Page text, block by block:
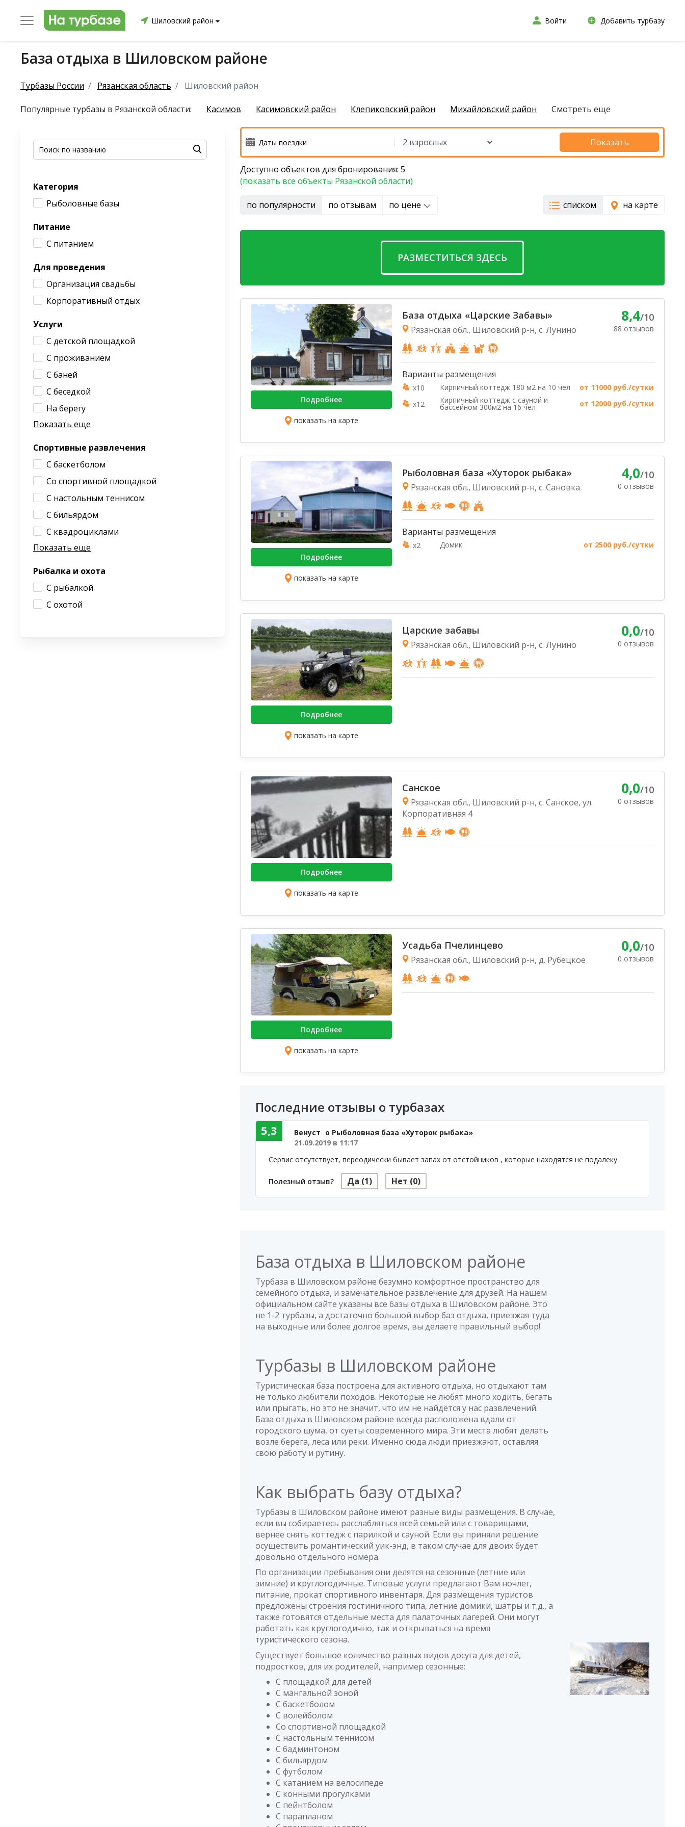
Шиловский район Войти Добавить турбазу
База отдыха в Шиловском районе
Турбазы России Рязанская область Шиловский район
Популярные турбазы в Рязанской области: Касимов Касимовский район Клепиковский район Михайловский район Смотреть еще
Категория
Рыболовные базы
Питание
С питанием
Для проведения
Организация свадьбы
Корпоративный отдых
Услуги
С детской площадкой
С проживанием
С баней
С беседкой
На берегу
Показать еще
Спортивные развлечения
С баскетболом
Со спортивной площадкой
С настольным теннисом
С бильярдом
С квадроциклами
Показать еще
Рыбалка и охота
С рыбалкой
С охотой
Показать
Доступно объектов для бронирования: 5
(показать все объекты Рязанской области)
по популярности по отзывам по цене списком на карте
РАЗМЕСТИТЬСЯ ЗДЕСЬ
Подробнее
показать на карте
База отдыха «Царские Забавы»
Рязанская обл., Шиловский р-н, с. Лунино
8,4/10
88 отзывов
Варианты размещения
x10 Кирпичный коттедж 180 м2 на 10 чел
от 11000 руб./сутки
x12
Кирпичный коттедж с сауной и
бассейном 300м2 на 16 чел от 12000 руб./сутки
Подробнее
показать на карте
Рыболовная база «Хуторок рыбака»
Рязанская обл., Шиловский р-н, с. Сановка
4,0/10
0 отзывов
Варианты размещения
x2 Домик от 2500 руб./сутки
Подробнее
показать на карте
Царские забавы
Рязанская обл., Шиловский р-н, с. Лунино
0,0/10
0 отзывов
Подробнее
показать на карте
Санское
Рязанская обл., Шиловский р-н, с. Санское, ул.
Корпоративная 4
0,0/10
0 отзывов
Подробнее
показать на карте
Усадьба Пчелинцево
Рязанская обл., Шиловский р-н, д. Рубецкое
0,0/10
0 отзывов
Последние отзывы о турбазах
Венуст о Рыболовная база «Хуторок рыбака»
21.09.2019 в 11:17
Сервис отсутствует, переодически бывает запах от отстойников , которые находятся не подалеку
Полезный отзыв? Да (1) Нет (0)
5,3
База отдыха в Шиловском районе
Турбаза в Шиловском районе безумно комфортное пространство для
семейного отдыха, и замечательное развлечение для друзей. На нашем
официальном сайте указаны все базы отдыха в Шиловском районе. Это
не 1-2 турбазы, а достаточно большой выбор баз отдыха, приезжая туда
на выходные или более долгое время, вы делаете правильный выбор!
Турбазы в Шиловском районе
Туристическая база построена для активного отдыха, но отдыхают там
не только любители походов. Некоторые не любят много ходить, бегать
или прыгать, но это не значит, что им не найдётся у нас развлечений.
База отдыха в Шиловском районе всегда расположена вдали от
городского шума, от суеты современного мира. Эти места любят делать
возле берега, леса или реки. Именно сюда люди приезжают, оставляя
свою работу и рутину.
Как выбрать базу отдыха?
Турбазы в Шиловском районе имеют разные виды размещения. В случае,
если вы собираетесь расслабляться всей семьей или с товарищами,
вернее снять коттедж с парилкой и сауной. Если вы приняли решение
осуществить романтический уик-энд, в таком случае для двоих будет
довольно отдельного номера.
По организации пребывания они делятся на сезонные (летние или
зимние) и круглогодичные. Типовые услуги предлагают Вам ночлег,
питание, прокат спортивного инвентаря. Для размещения туристов
предложены строения гостиничного типа, летние домики, шатры и т.д., а
также готовятся отдельные места для палаточных лагерей. Они могут
работать как круглогодично, так и открываться на время
туристического сезона.
Существует большое количество разных видов досуга для детей,
подростков, для их родителей, например сезонные:
С площадкой для детей
С мангальной зоной
С баскетболом
С волейболом
Со спортивной площадкой
С настольным теннисом
С бадминтоном
С бильярдом
С футболом
С катанием на велосипеде
С конными прогулками
С пейнтболом
С парапланом
Онежский район
Приморский район